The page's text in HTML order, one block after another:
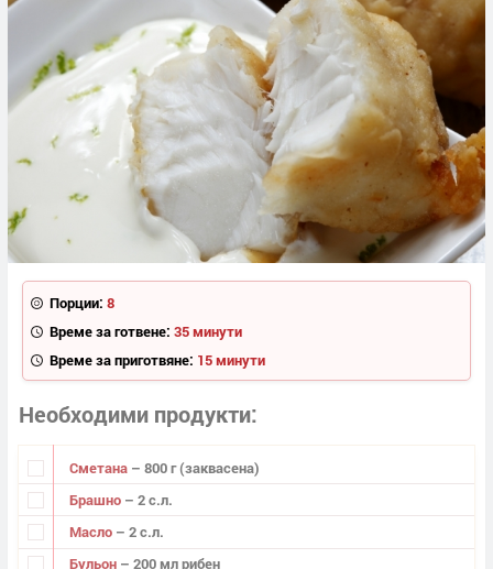
Порции: 8
Време за готвене: 35 минути
Време за приготвяне: 15 минути
Необходими продукти
Сметана – 800 г (заквасена)
Брашно – 2 с.л.
Масло – 2 с.л.
Бульон – 200 мл рибен